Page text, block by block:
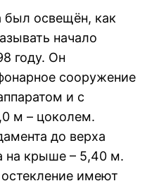
освещён, как
начало
году. Он
сооружение
и с
м – цоколем.
до верха
на крыше – 5,40 м.
имеют